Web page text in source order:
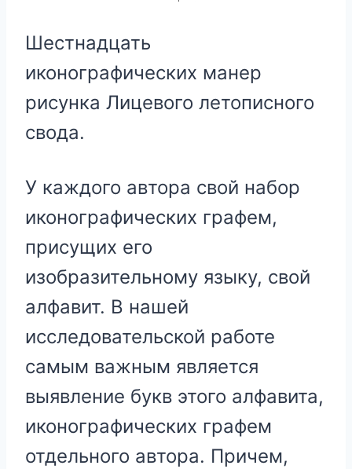
Шестнадцать
иконографических манер
рисунка Лицевого летописного
свода.
У каждого автора свой набор
иконографических графем,
присущих его
изобразительному языку, свой
алфавит. В нашей
исследовательской работе
самым важным является
выявление букв этого алфавита,
иконографических графем
отдельного автора. Причем,